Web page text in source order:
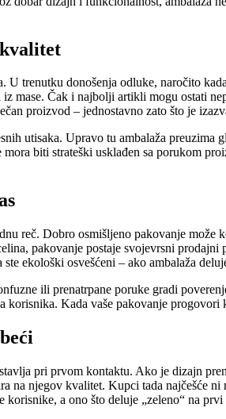
trenutku donošenja odluke, naročito
mase. Čak i najbolji artikli mogu ostati
proizvod – jednostavno zato što je
utisaka. Upravo tu ambalaža
biti strateški usklađen sa porukom
reč. Dobro osmišljeno pakovanje
pakovanje postaje svojevrsni
ekološki osvešćeni – ako ambalaža
ili prenatrpane poruke gradi
korisnika. Kada vaše pakovanje
pri prvom kontaktu. Ako je dizajn
njegov kvalitet. Kupci tada najčešće ni
a ono što deluje „zeleno“ na